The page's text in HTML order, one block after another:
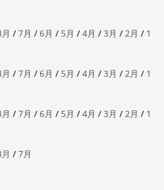
/ 7月 / 6月 / 5月 / 4月 / 3月 / 2月 / 1
/ 7月 / 6月 / 5月 / 4月 / 3月 / 2月 / 1
/ 7月 / 6月 / 5月 / 4月 / 3月 / 2月 / 1
/ 7月